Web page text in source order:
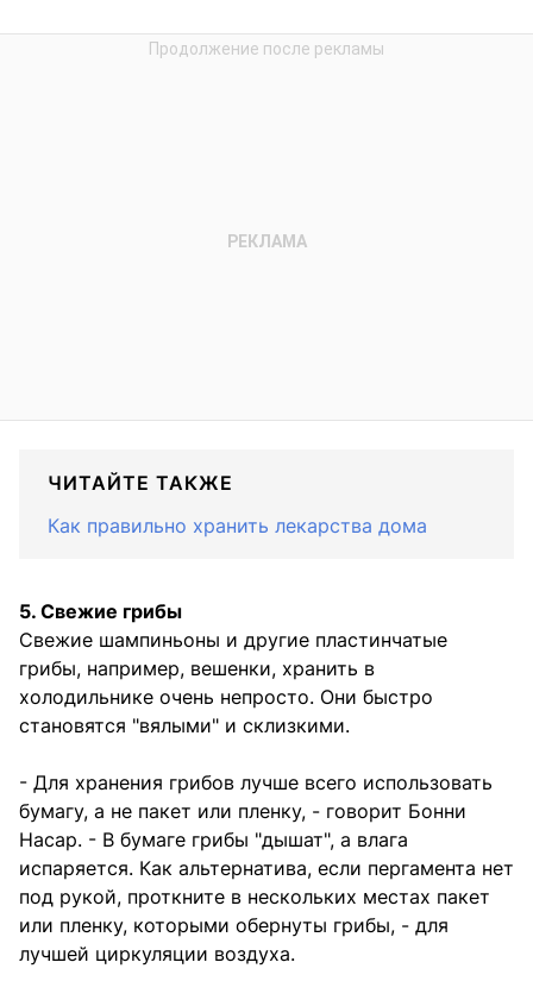
ЧИТАЙТЕ ТАКЖЕ
Как правильно хранить лекарства дома
5. Свежие грибы
Свежие шампиньоны и другие пластинчатые
грибы, например, вешенки, хранить в
холодильнике очень непросто. Они быстро
становятся "вялыми" и склизкими.
- Для хранения грибов лучше всего использовать
бумагу, а не пакет или пленку, - говорит Бонни
Насар. - В бумаге грибы "дышат", а влага
испаряется. Как альтернатива, если пергамента нет
под рукой, проткните в нескольких местах пакет
или пленку, которыми обернуты грибы, - для
лучшей циркуляции воздуха.